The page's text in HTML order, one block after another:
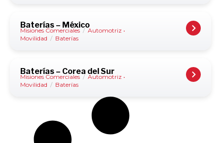
Baterías – México
Misiones Comerciales / Automotriz •
Movilidad / Baterías
Baterías – Corea del Sur
Misiones Comerciales / Automotriz •
Movilidad / Baterías